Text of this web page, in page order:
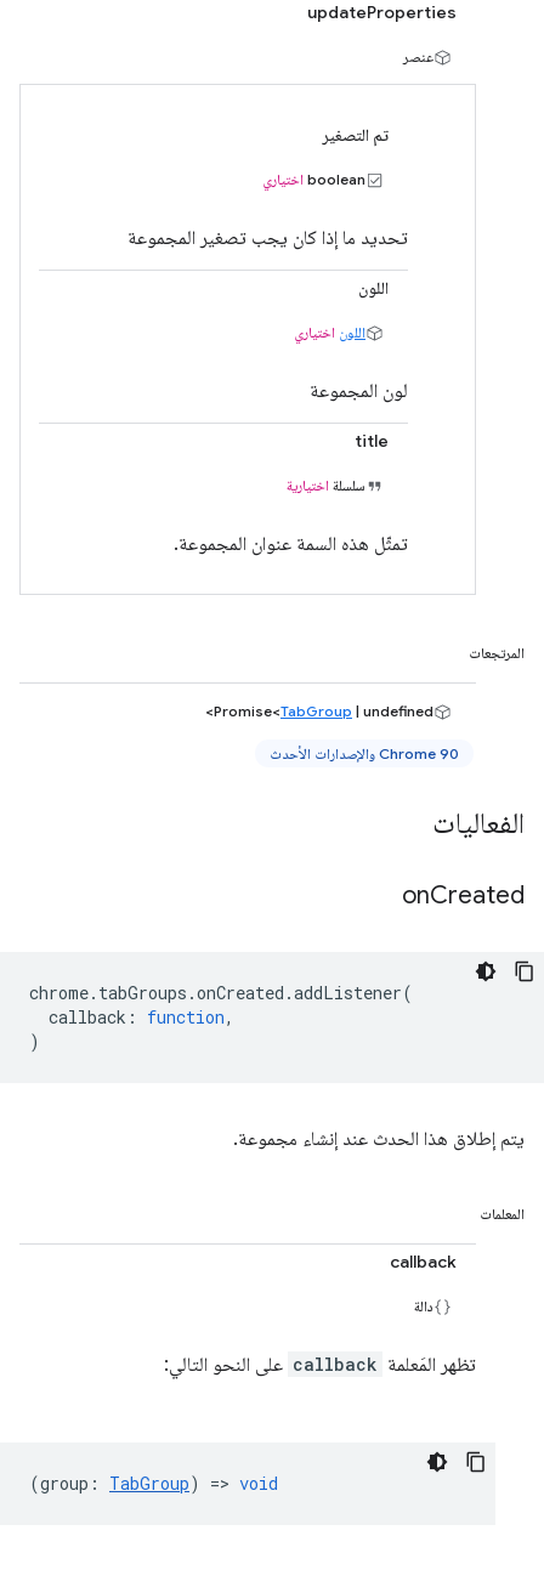
updateProperties
عنصر
تم التصغير
boolean اختياري
تحديد ما إذا كان يجب تصغير المجموعة
اللون
اللون اختياري
لون المجموعة
title
سلسلة اختيارية
تمثّل هذه السمة عنوان المجموعة.
المرتجعات
Promise<TabGroup | undefined>
Chrome 90 والإصدارات الأحدث
الفعاليات
onCreated
chrome. tabGroups .onCreated .addListener(
callback : function,
)
يتم إطلاق هذا الحدث عند إنشاء مجموعة.
المعلمات
callback
دالة
تظهر المَعلمة callback على النحو التالي:
(group : TabGroup) => void